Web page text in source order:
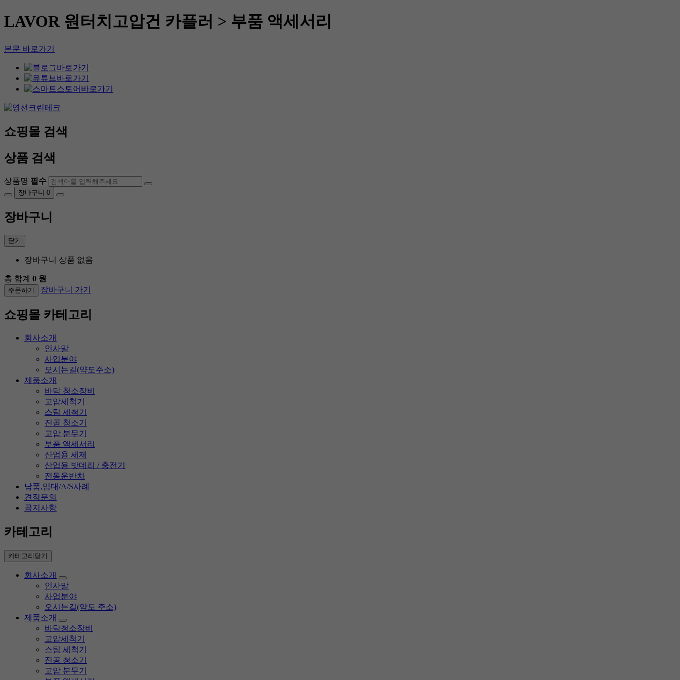
LAVOR 원터치고압건 카플러 > 부품 액세서리
본문 바로가기
쇼핑몰 검색
상품 검색
상품명 필수
장바구니 0
장바구니
닫기
장바구니 상품 없음
총 합계 0 원
주문하기 장바구니 가기
쇼핑몰 카테고리
회사소개
인사말
사업분야
오시는길(약도주소)
제품소개
바닥 청소장비
고압세척기
스팀 세척기
진공 청소기
고압 분무기
부품 액세서리
산업용 세제
산업용 밧데리 / 충전기
전동운반차
납품,임대/A/S사례
견적문의
공지사항
카테고리
카테고리닫기
회사소개
인사말
사업분야
오시는길(약도 주소)
제품소개
바닥청소장비
고압세척기
스팀 세척기
진공 청소기
고압 분무기